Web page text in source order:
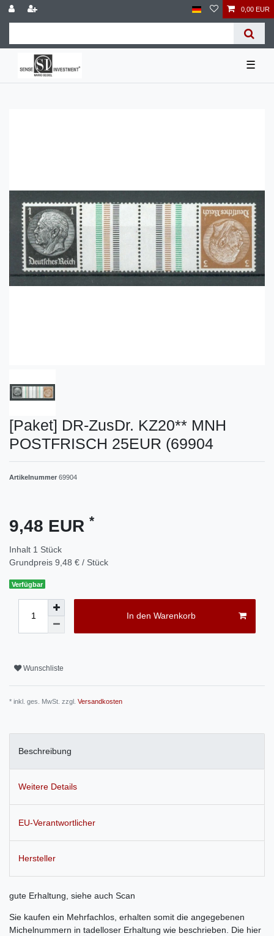
0,00 EUR
☰
[Paket] DR-ZusDr. KZ20** MNH
POSTFRISCH 25EUR (69904
Artikelnummer 69904
9,48 EUR *
Inhalt 1 Stück
Grundpreis 9,48 € / Stück
Verfügbar
In den Warenkorb
Wunschliste
* inkl. ges. MwSt. zzgl. Versandkosten
Beschreibung
Weitere Details
EU-Verantwortlicher
Hersteller
gute Erhaltung, siehe auch Scan
Sie kaufen ein Mehrfachlos, erhalten somit die angegebenen
Michelnummern in tadelloser Erhaltung wie beschrieben. Die hier